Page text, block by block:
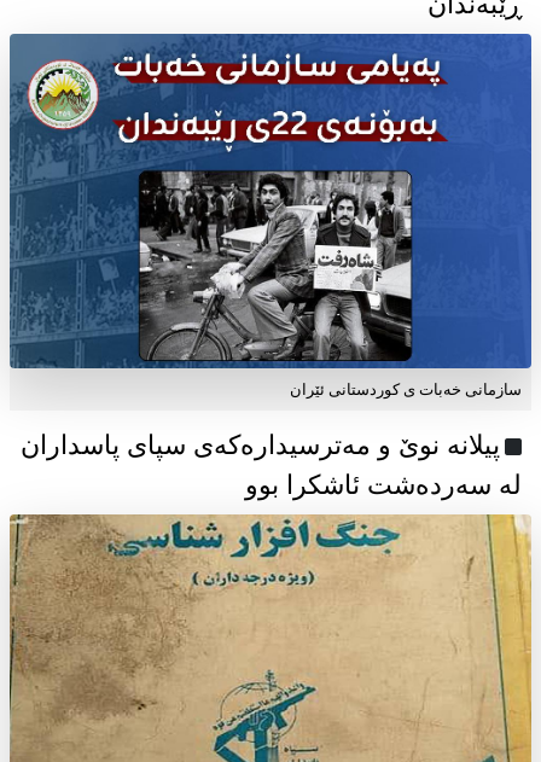
سازمانی خەبات ی كوردستانی ئێران
پیلانە نوێ و مەترسیدارەکەی سپای پاسداران
لە سەردەشت ئاشکرا بوو